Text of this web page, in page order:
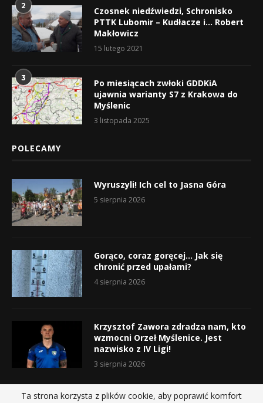
2
Czosnek niedźwiedzi, Schronisko
PTTK Lubomir – Kudłacze i… Robert
Makłowicz
15 lutego 2021
3
Po miesiącach zwłoki GDDKiA
ujawnia warianty S7 z Krakowa do
Myślenic
3 listopada 2025
POLECAMY
Wyruszyli! Ich cel to Jasna Góra
5 sierpnia 2026
Gorąco, coraz goręcej… Jak się
chronić przed upałami?
4 sierpnia 2026
Krzysztof Zawora zdradza nam, kto
wzmocni Orzeł Myślenice. Jest
nazwisko z IV Ligi!
3 sierpnia 2026
Ta strona korzysta z plików cookie, aby poprawić komfort